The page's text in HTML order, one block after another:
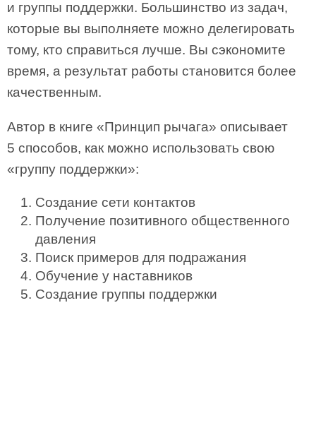
и группы поддержки. Большинство из задач,
которые вы выполняете можно делегировать
тому, кто справиться лучше. Вы сэкономите
время, а результат работы становится более
качественным.
Автор в книге «Принцип рычага» описывает
5 способов, как можно использовать свою
«группу поддержки»:
Создание сети контактов
Получение позитивного общественного
давления
Поиск примеров для подражания
Обучение у наставников
Создание группы поддержки